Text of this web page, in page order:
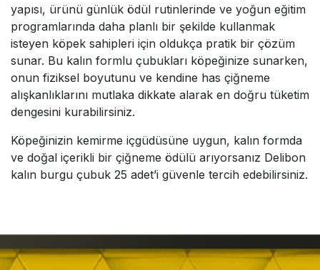
yapısı, ürünü günlük ödül rutinlerinde ve yoğun eğitim
programlarında daha planlı bir şekilde kullanmak
isteyen köpek sahipleri için oldukça pratik bir çözüm
sunar. Bu kalın formlu çubukları köpeğinize sunarken,
onun fiziksel boyutunu ve kendine has çiğneme
alışkanlıklarını mutlaka dikkate alarak en doğru tüketim
dengesini kurabilirsiniz.
Köpeğinizin kemirme içgüdüsüne uygun, kalın formda
ve doğal içerikli bir çiğneme ödülü arıyorsanız Delibon
kalın burgu çubuk 25 adet’i güvenle tercih edebilirsiniz.